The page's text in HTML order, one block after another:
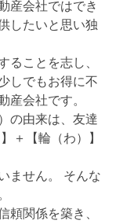
産会社ではでき
したいと思い独
ることを志し、
しでもお得に不
産会社です。
の由来は、友達
＋【輪（わ）】
ません。 そんな
頼関係を築き、